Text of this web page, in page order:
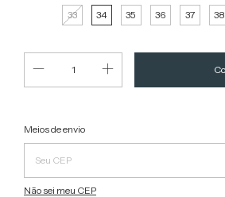
33
34 35 36 37 38
Entregas para o CEP:
Meios de envio
Não sei meu CEP